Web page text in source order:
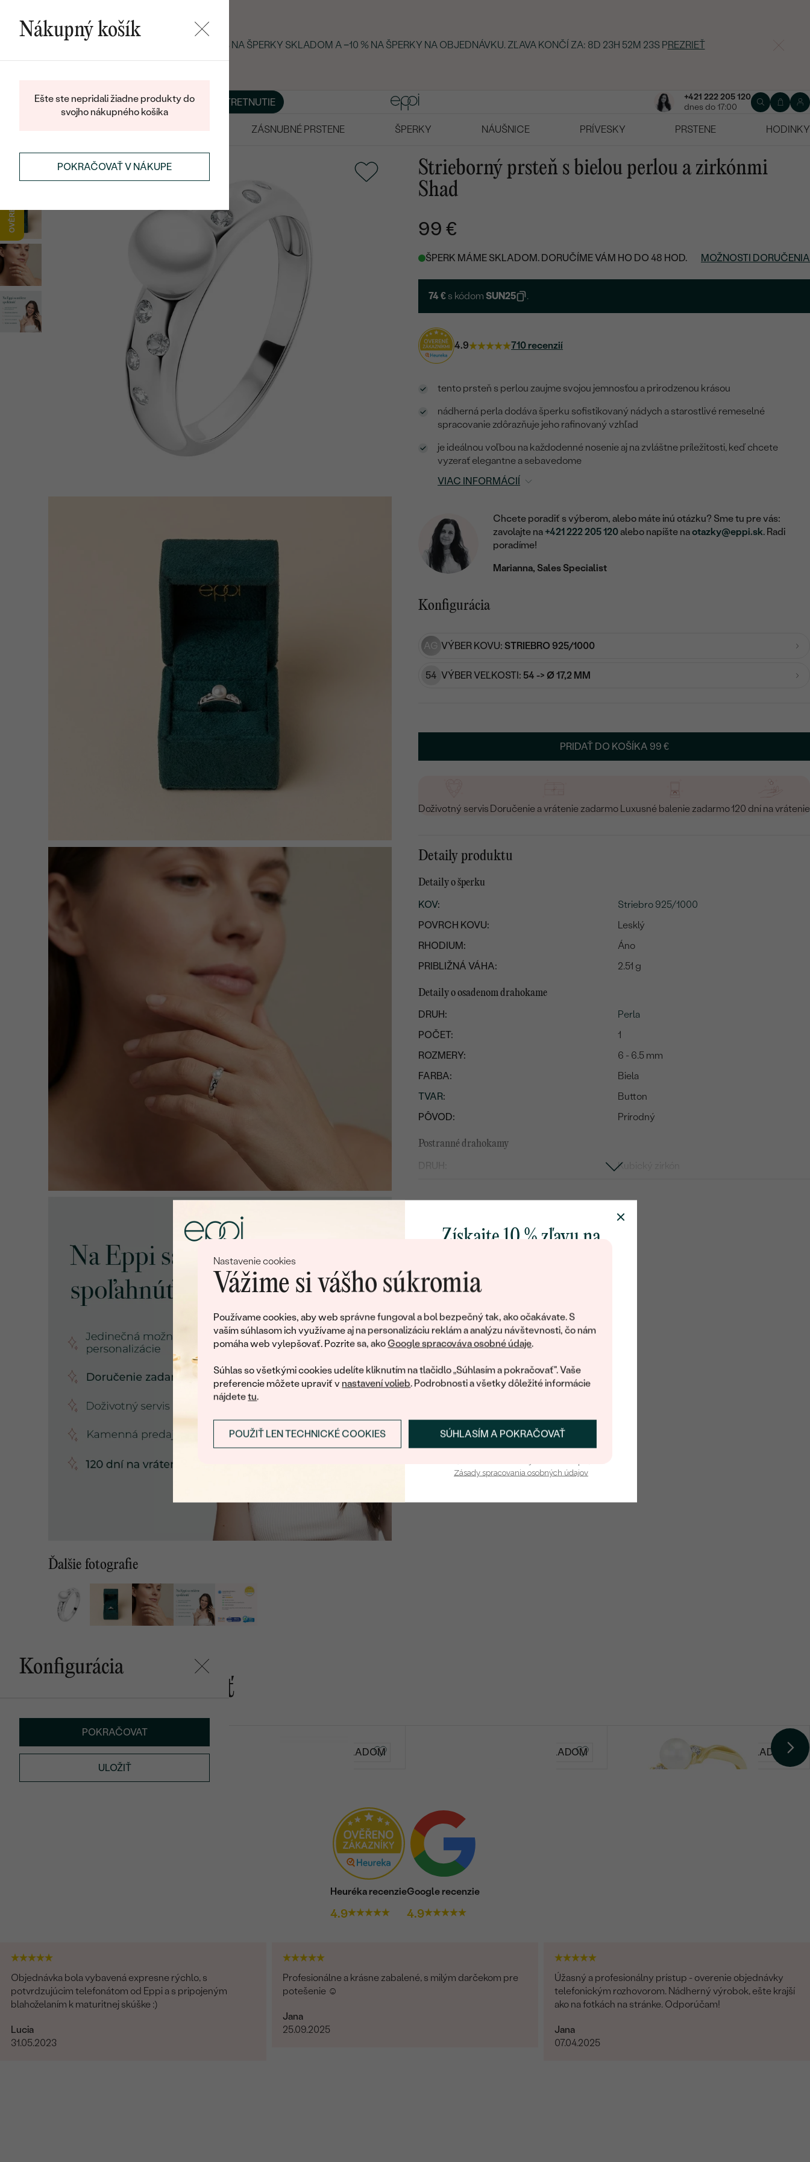
Nastavenie cookies
Vážime si vášho súkromia
Používame cookies, aby web správne fungoval a bol bezpečný tak, ako očakávate. S
vaším súhlasom ich využívame aj na personalizáciu reklám a analýzu návštevnosti, čo nám
pomáha web vylepšovať. Pozrite sa, akoGoogle spracováva osobné údaje.
Súhlas so všetkými cookies udelíte kliknutím na tlačidlo „Súhlasím a pokračovať". Vaše
preferencie môžete upraviť v nastavení volieb. Podrobnosti a všetky dôležité informácie
nájdetetu.
SÚHLASÍM A POKRAČOVAŤ
POUŽIŤ LEN TECHNICKÉ COOKIES
LETNÝ BLACK FRIDAY: −25 % NA ŠPERKY SKLADOM A −10 % NA ŠPERKY NA OBJEDNÁVKU. ZĽAVA KONČÍ ZA: 8D 23H 52M 21SPREZRIEŤ
BLOGŠPERKY NA MIERU DOHODNÚŤ STRETNUTIE
+421 222 205 120
dnes do 17:00
ZÁSNUBNÉ PRSTENE ŠPERKY NÁUŠNICE PRÍVESKY PRSTENE HODINKY
Ďalšie fotografie
Strieborný prsteň s bielou perlou a zirkónmi
Shad
99 €
ŠPERK MÁME SKLADOM. DORUČÍME VÁM HO DO 48 HOD. MOŽNOSTI DORUČENIA
74 € s kódomSUN25 .
4.9 710 recenzií
tento prsteň s perlou zaujme svojou jemnosťou a prirodzenou krásou
nádherná perla dodáva šperku sofistikovaný nádych a starostlivé remeselné
spracovanie zdôrazňuje jeho rafinovaný vzhľad
je ideálnou voľbou na každodenné nosenie aj na zvláštne príležitosti, keď chcete
vyzerať elegantne a sebavedome
VIAC INFORMÁCIÍ
Chcete poradiť s výberom, alebo máte inú otázku? Sme tu pre vás:
zavolajte na +421 222 205 120alebo napíšte naotazky@eppi.sk. Radi
poradíme!
Marianna, Sales Specialist
Konfigurácia
AG VÝBER KOVU: STRIEBRO 925/1000
54 VÝBER VEĽKOSTI: 54 -> Ø 17,2 MM
PRIDAŤ DO KOŠÍKA 99 €
Doživotný servis Doručenie a vrátenie zadarmo Luxusné balenie zadarmo120 dní na vrátenie
Detaily produktu
Detaily o šperku
KOV:
Striebro 925/1000
POVRCH KOVU:
Lesklý
RHODIUM:
Áno
PRIBLIŽNÁ VÁHA:
2.51 g
Detaily o osadenom drahokame
DRUH:
Perla
POČET:
1
ROZMERY:
6 - 6.5 mm
FARBA:
Biela
TVAR:
Button
PÔVOD:
Prírodný
Postranné drahokamy
DRUH:
Kubický zirkón
PÔVOD:
Konfigurácia
POKRAČOVAT
ULOŽIŤ
Mohlo by sa vám páčiť
€ 159 SKLADOM SKLADOM SKLADOM SKLADOM
Heuréka recenzie
4.9
Google recenzie
4.9
Objednávka bola vybavená expresne rýchlo, s
potvrdzujúcim telefonátom od Eppi a s pripojeným
blahoželaním k maturitnej skúške :)
Lucia
31.05.2023
Profesionálne a krásne zabalené, s milým darčekom pre
potešenie ☺️
Jana
25.09.2025
Úžasný a profesionálny prístup - overenie objednávky
telefonickým rozhovorom. Nádherný výrobok, ešte krajší
ako na fotkách na stránke. Odporúčam!
Jana
07.04.2025
Nákupný košík
Ešte ste nepridali žiadne produkty do
svojho nákupného košíka
POKRAČOVAŤ V NÁKUPE
Získajte 10 % zľavu na
poctivo vyrábaných šperkov Eppi.
Ako darček na privítanie vám
obratom pošleme zľavový kód na
Prihlásiť sa a získať zľavu
Zásady spracovania osobných údajov